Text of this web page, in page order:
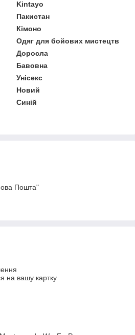
Kintayo
Пакистан
Кімоно
Одяг для бойових мистецтв
Доросла
Бавовна
Унісекс
Новий
Синій
Пошта"
на вашу картку